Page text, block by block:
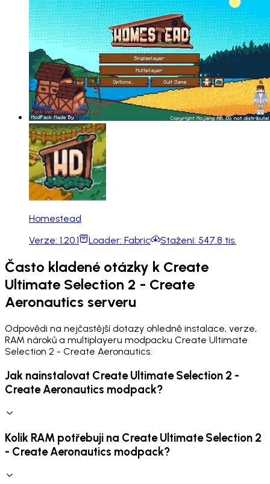
Homestead
Verze: 1.20.1 Loader: Fabric Stažení: 547.8 tis.
Často kladené otázky k Create
Ultimate Selection 2 - Create
Aeronautics serveru
Odpovědi na nejčastější dotazy ohledně instalace, verze,
RAM nároků a multiplayeru modpacku Create Ultimate
Selection 2 - Create Aeronautics.
Jak nainstalovat Create Ultimate Selection 2 -
Create Aeronautics modpack?
Kolik RAM potřebuji na Create Ultimate Selection 2
- Create Aeronautics modpack?